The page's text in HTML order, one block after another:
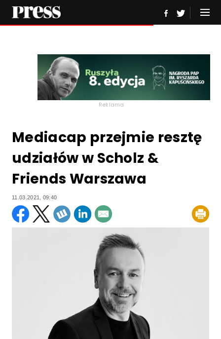
Reklama
Mediacap przejmie resztę
udziałów w Scholz &
Friends Warszawa
11.03.2021, 09:40